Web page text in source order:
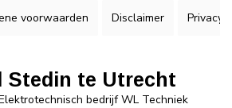
voorwaarden Disclaimer Privacy
Stedin te Utrecht
bedrijf WL Techniek